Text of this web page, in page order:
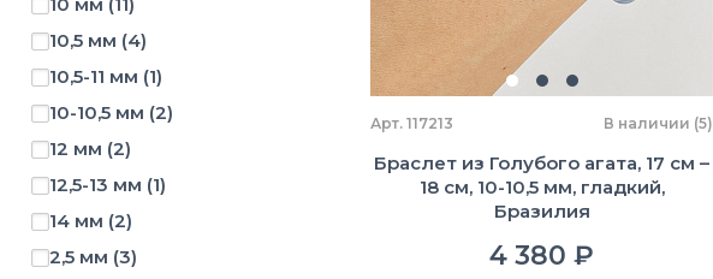
2х3 мм (5)
30х34 мм
32х38 мм(1)
3х3 мм(3)
3х3,5мм
3х4 мм(1)
50х70 мм
55-60 мм
10,5 мм (4)
10,5-11 мм (1)
10-10,5 мм (2)
12 мм (2)
12,5-13 мм (1)
14 мм (2)
2,5 мм (3)
Арт. 117213 В наличии (5)
Браслет из Голубого агата, 17 см –
18 см, 10-10,5 мм, гладкий,
Бразилия
4 380 ₽